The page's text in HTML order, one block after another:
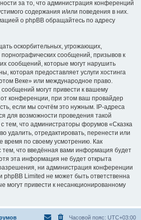
за то, что администрация конференций
содержания и/или поведения в них.
о phpBB обращайтесь по адресу
оскорбительных, угрожающих,
сообщений, призывов к
сообщений, которые могут нарушить
которая предоставляет услуги хостинга
Веке» или международное право.
могут привести к вашему
конференции, при этом ваш провайдер
если мы сочтём это нужным. IP-адреса
для возможности проведения такой
тем, что администраторы форумов «Сказка
удалить, отредактировать, перенести или
время по своему усмотрению. Как
тем, что введённая вами информация будет
эта информация не будет открыта
ни администрация конференции
phpBB Limited не может быть ответственна
могут привести к несанкционированному
Часовой пояс: UTC+03:00